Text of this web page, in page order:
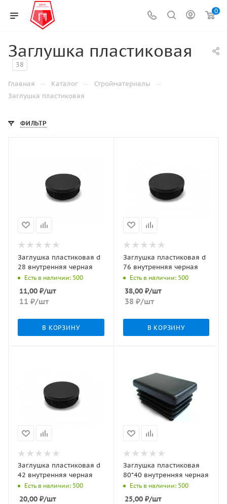
0
Заглушка пластиковая
38
Главная — Каталог — Стройматериалы —
Заглушка пластиковая
ФИЛЬТР
Заглушка пластиковая d
28 внутренняя черная
Есть в наличии: 500
11,00 ₽/шт
11 ₽/шт
В КОРЗИНУ
Заглушка пластиковая d
76 внутренняя черная
Есть в наличии: 500
38,00₽/шт
38 ₽/шт
В КОРЗИНУ
Заглушка пластиковая d
42 внутренняя черная
Есть в наличии: 500
20,00 ₽/шт
Заглушка пластиковая
80*40 внутренняя черная
Есть в наличии: 500
25,00₽/шт